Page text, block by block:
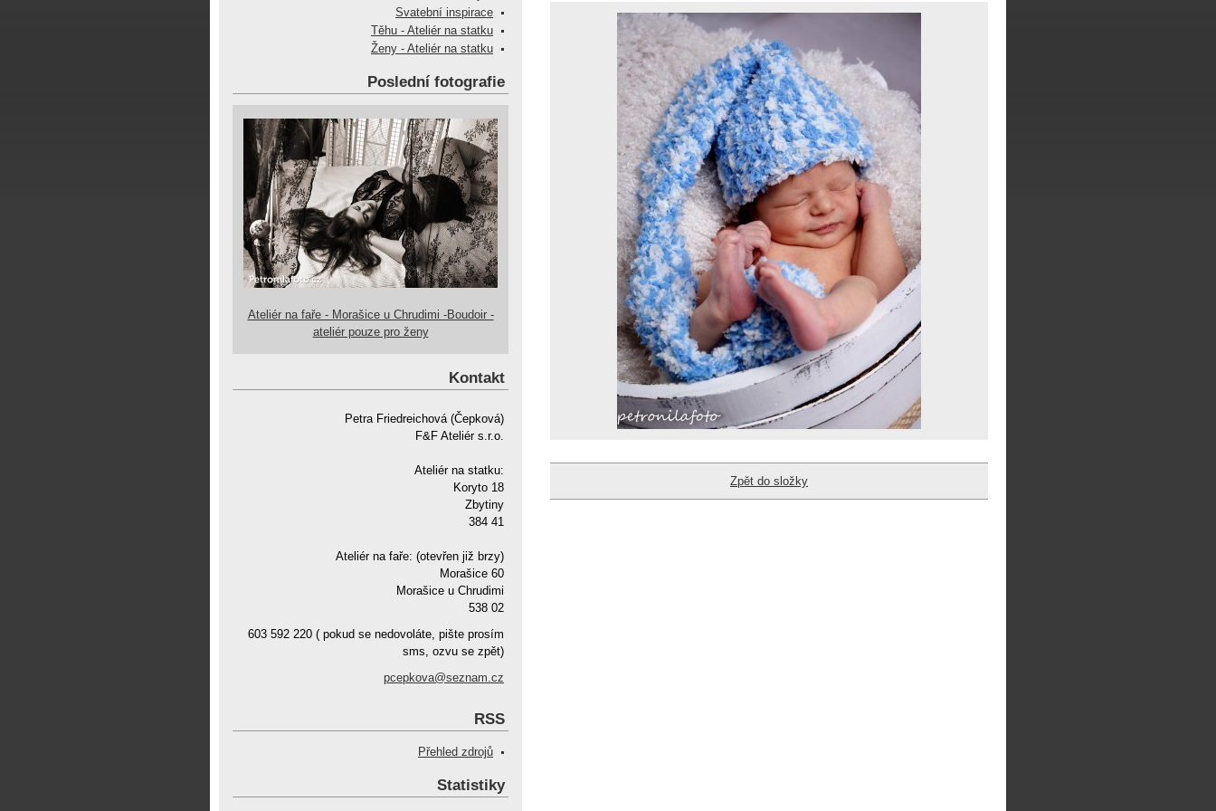
Zpět do složky
Svatební inspirace
Těhu - Ateliér na statku
Ženy - Ateliér na statku
Poslední fotografie
Ateliér na faře - Morašice u Chrudimi -Boudoir -
ateliér pouze pro ženy
Kontakt
Petra Friedreichová (Čepková)
F&F Ateliér s.r.o.
Ateliér na statku:
Koryto 18
Zbytiny
384 41
Ateliér na faře: (otevřen již brzy)
Morašice 60
Morašice u Chrudimi
538 02
603 592 220 ( pokud se nedovoláte, pište prosím
sms, ozvu se zpět)
pcepkova@seznam.cz
RSS
Přehled zdrojů
Statistiky